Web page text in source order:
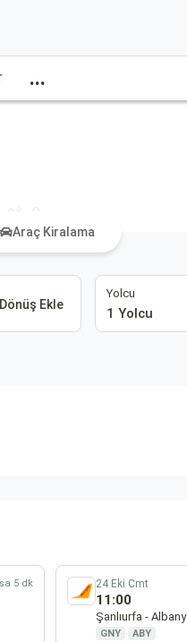
...
Ara
Araç Kiralama
Dönüş Ekle
Yolcu
1 Yolcu
5 dk 24 Eki Cmt
11:00
Şanlıurfa - Albany
GNY · ABY